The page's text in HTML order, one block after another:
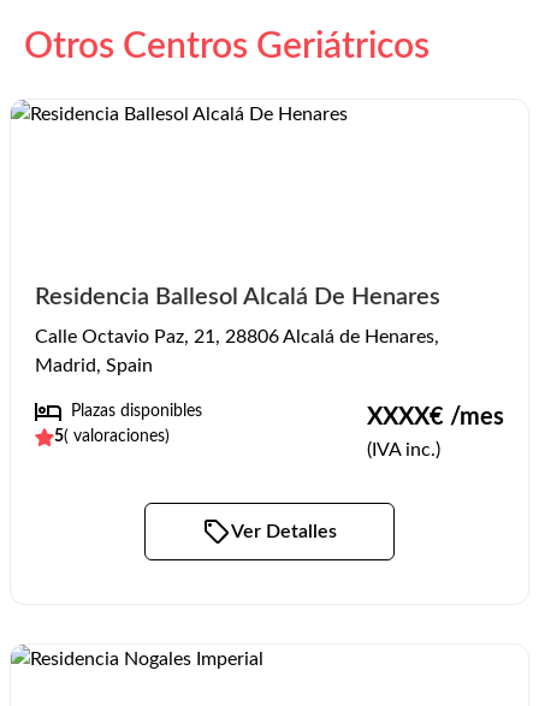
Otros Centros Geriátricos
Residencia Ballesol Alcalá De Henares
Calle Octavio Paz, 21, 28806 Alcalá de Henares,
Madrid, Spain
Plazas disponibles
5( valoraciones)
XXXX€ /mes
(IVA inc.)
Ver Detalles